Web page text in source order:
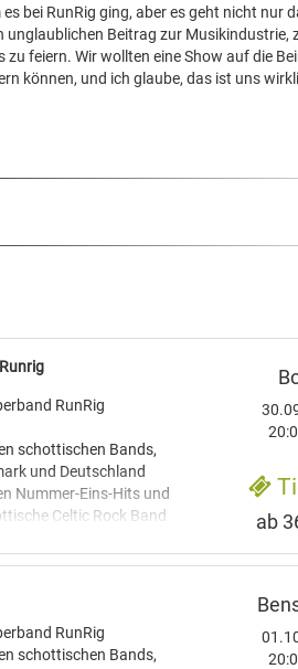
bei RunRig ging, aber es geht nicht nur
unglaublichen Beitrag zur Musikindustrie,
feiern. Wir wollten eine Show auf die
können, und ich glaube, das ist uns
RunRig
schottischen Bands,
und Deutschland
Nummer-Eins-Hits und
Celtic Rock Band
einige ihrer Lieder
Mischung aus Folk und
Texte der Band oft
ab
RunRig
schottischen Bands,